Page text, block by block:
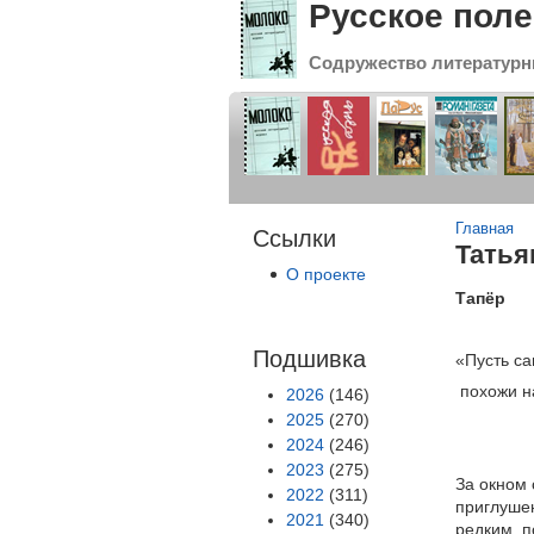
Русское поле
Содружество
Ссылки
О проекте
Подшивка
2026 (146)
2025 (270)
2024 (246)
2023 (275)
2022 (311)
2021 (340)
Вы
Главная
Тапёр
«Пусть
похожи
За окном
редким,